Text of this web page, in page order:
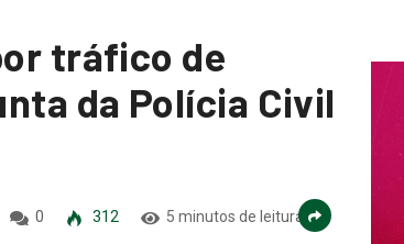
tráfico de
da Polícia Civil
0 312 5 minutos de leitura